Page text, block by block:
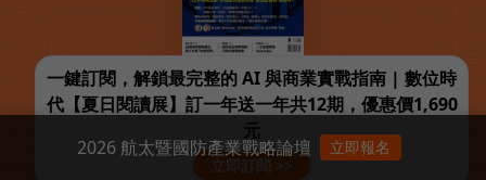
一鍵訂閱，解鎖最完整的 AI 與商業實戰指南 | 數位時
代【夏日閱讀展】訂一年送一年共12期，優惠價1,690
元
立即訂閱 >>
2026 航太暨國防產業戰略論壇 立即報名